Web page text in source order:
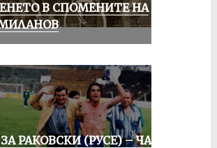
В СПОМЕНИТЕ НА
МИЛАНОВ
РАКОВСКИ (РУСЕ) – ЧАСТ